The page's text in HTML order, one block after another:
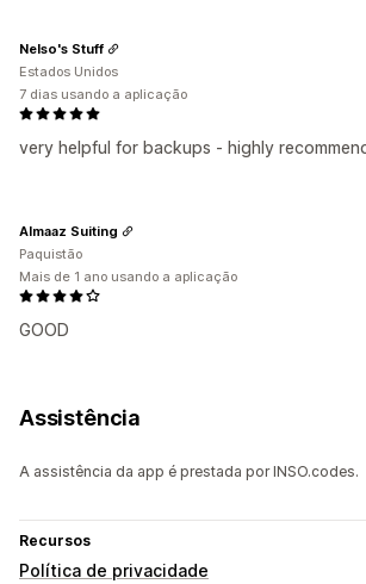
very helpful for backups - highly
Nelso's Stuff
Estados Unidos
7 dias usando a aplicação
GOOD
Almaaz Suiting
Paquistão
Mais de 1 ano usando a aplicação
Assistência
A assistência da app é prestada por INSO.codes.
Recursos
Política de privacidade